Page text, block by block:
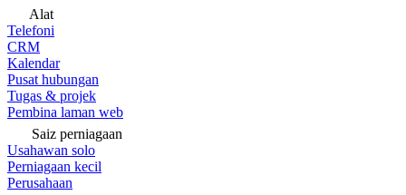
Alat
Telefoni
CRM
Kalendar
Pusat hubungan
Tugas & projek
Pembina laman web
Saiz perniagaan
Usahawan solo
Perniagaan kecil
Perusahaan